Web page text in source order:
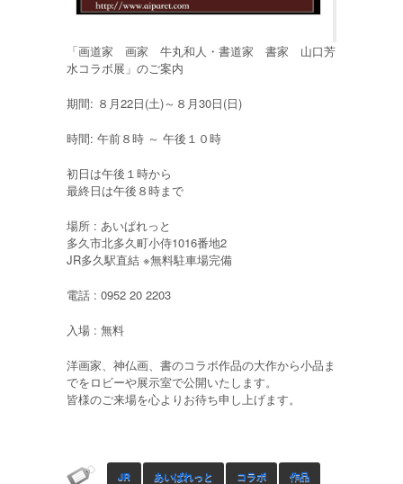
「画道家 画家 牛丸和人・書道家 書家 山口芳
水コラボ展」のご案内
期間: ８月22日(土)～８月30日(日)
時間: 午前８時 ～ 午後１０時
初日は午後１時から
最終日は午後８時まで
場所 : あいぱれっと
多久市北多久町小侍1016番地2
JR多久駅直結 ※無料駐車場完備
電話 : 0952 20 2203
入場 : 無料
洋画家、神仏画、書のコラボ作品の大作から小品ま
でをロビーや展示室で公開いたします。
皆様のご来場を心よりお待ち申し上げます。
JR あいぱれっと コラボ 作品